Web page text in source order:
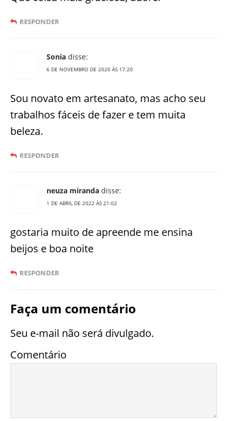
RESPONDER
Sonia disse:
6 DE NOVEMBRO DE 2020 ÀS 17:20
Sou novato em artesanato, mas acho seu
trabalhos fáceis de fazer e tem muita
beleza.
RESPONDER
neuza miranda disse:
1 DE ABRIL DE 2022 ÀS 21:02
gostaria muito de apreende me ensina
beijos e boa noite
RESPONDER
Faça um comentário
Seu e-mail não será divulgado.
Comentário